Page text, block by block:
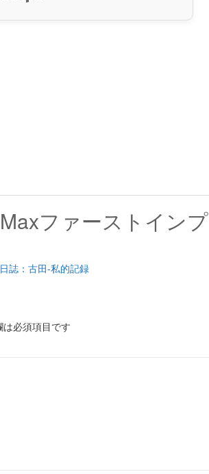
ファーストインプ
誌：古田-私的記録
必須項目です